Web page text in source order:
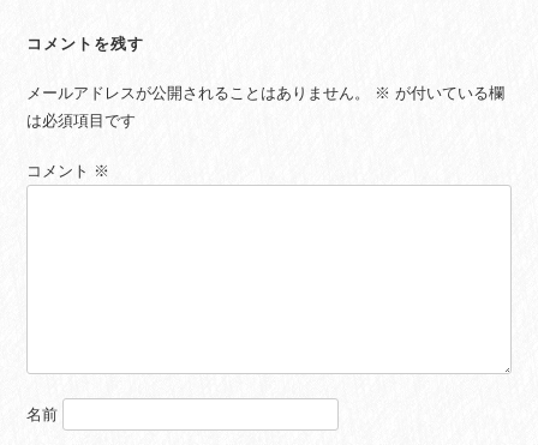
コメントを残す
メールアドレスが公開されることはありません。 ※ が付いている欄
は必須項目です
コメント ※
名前